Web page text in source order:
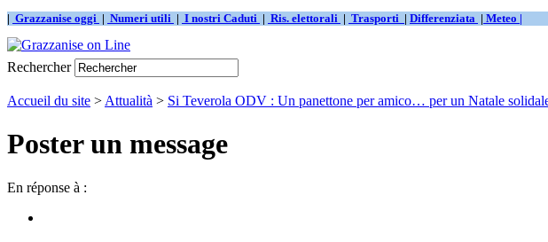
| Grazzanise oggi | Numeri utili | I nostri Caduti | Ris. elettorali | Trasporti | Differenziata | Meteo |
Rechercher
Accueil du site > Attualità > Si Teverola ODV : Un panettone per amico… per un Natale
Poster un message
En réponse à :